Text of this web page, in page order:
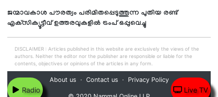
Radio Live TV
ജന്മാവകാശ പൗരത്വം പരിമിതപ്പെടുത്തുന്ന പുതിയ രണ്ട്
എക്‌സിക്യൂട്ടീവ് ഉത്തരവുകളില്‍ ട്രംപ് ഒപ്പുവെച്ചു
DISCLAIMER : Articles published in this website are exclusively the views of the
authors. Neither the editor nor the publisher are responsible or liable for the
contents, objectives or opinions of the articles in any form.
About us Contact us Privacy Policy